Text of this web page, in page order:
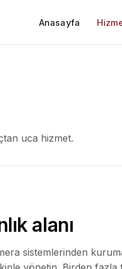
Anasayfa
uca hizmet.
alanı
sistemlerinden